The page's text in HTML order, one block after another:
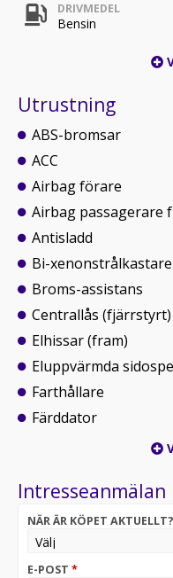
DRIVMEDEL
Bensin
Utrustning
ABS-bromsar
ACC
Airbag förare
Airbag passagerare
Antisladd
Bi-xenonstrålkastare
Broms-assistans
Centrallås (fjärrstyrt)
Elhissar (fram)
Eluppvärmda
Farthållare
Färddator
Intresseanmälan
NÄR ÄR KÖPET AKTUELLT?
E-POST *